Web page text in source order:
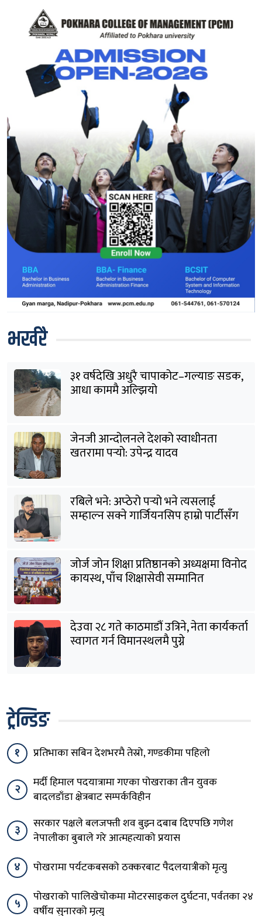
भर्खरै
३१ वर्षदेखि अधुरै चापाकोट–गल्याङ सडक,
आधा काममै अल्झियो
जेनजी आन्दोलनले देशको स्वाधीनता
खतरामा पर्‍यो: उपेन्द्र यादव
रबिले भने: अप्ठेरो पर्‍यो भने त्यसलाई
सम्हाल्न सक्ने गार्जियनसिप हाम्रो पार्टीसँग
जोर्ज जोन शिक्षा प्रतिष्ठानको अध्यक्षमा विनोद
कायस्थ, पाँच शिक्षासेवी सम्मानित
देउवा २८ गते काठमाडौं उत्रिने, नेता कार्यकर्ता
स्वागत गर्न विमानस्थलमै पुग्ने
ट्रेन्डिङ
१ प्रतिभाका सबिन देशभरमै तेस्रो, गण्डकीमा पहिलो
२
मर्दी हिमाल पदयात्रामा गएका पोखराका तीन युवक
बादलडाँडा क्षेत्रबाट सम्पर्कविहीन
३
सरकार पक्षले बलजफ्ती शव बुझ्न दबाब दिएपछि गणेश
नेपालीका बुबाले गरे आत्महत्याको प्रयास
४
पोखरामा पर्यटकबसको ठक्करबाट पैदलयात्रीको मृत्यु
५
पोखराको पालिखेचोकमा मोटरसाइकल दुर्घटना, पर्वतका २४
वर्षीय सुनारको मृत्यु